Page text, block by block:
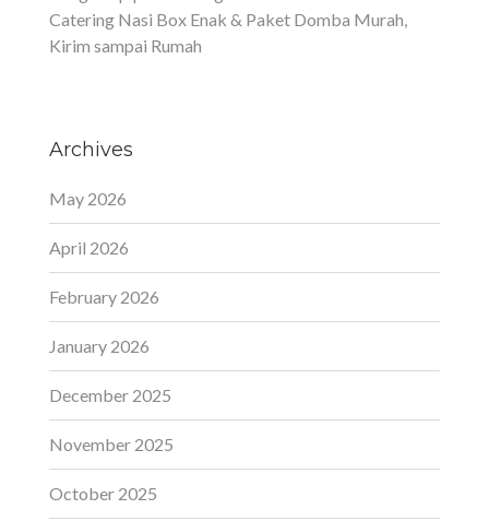
Catering Nasi Box Enak & Paket Domba Murah,
Kirim sampai Rumah
Archives
May 2026
April 2026
February 2026
January 2026
December 2025
November 2025
October 2025